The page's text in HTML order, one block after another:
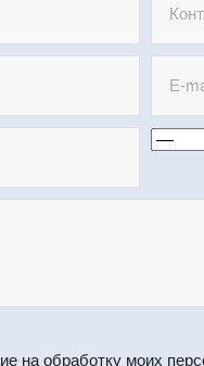
на обработку моих